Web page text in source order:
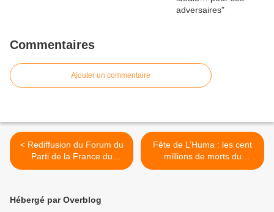
Commentaires
Ajouter un commentaire
< Rediffusion du Forum du
Parti de la France du
13/09/24
Fête de L’Huma : les cent
millions de morts du
communisme ne gênent
Hébergé par Overblog